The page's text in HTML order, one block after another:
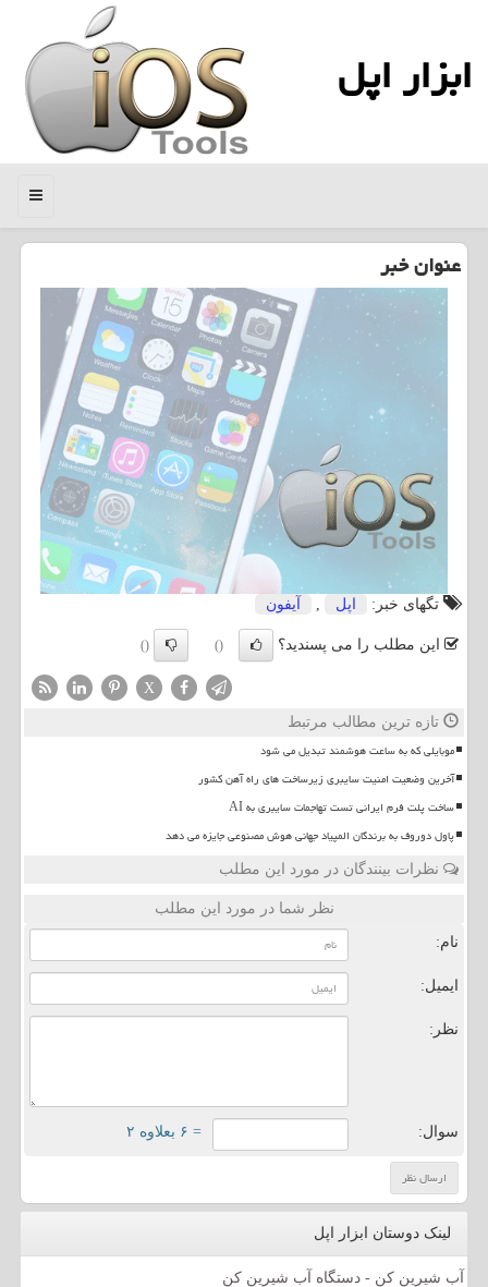
ابزار اپل
منو
عنوان خبر
تگهای خبر: اپل آیفون
این مطلب را می پسندید؟ ()
()
X
تازه ترین مطالب مرتبط
موبایلی که به ساعت هوشمند تبدیل می شود
آخرین وضعیت امنیت سایبری زیرساخت های راه آهن کشور
ساخت پلت فرم ایرانی تست تهاجمات سایبری به AI
پاول دوروف به برندگان المپیاد جهانی هوش مصنوعی جایزه می دهد
نظرات بینندگان در مورد این مطلب
نظر شما در مورد این مطلب
نام:
ایمیل:
نظر:
سوال: = ۶ بعلاوه ۲
لینک دوستان ابزار اپل
آب شیرین کن - دستگاه آب شیرین کن